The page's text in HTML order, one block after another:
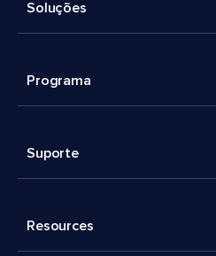
Soluções
Programa
Suporte
Resources